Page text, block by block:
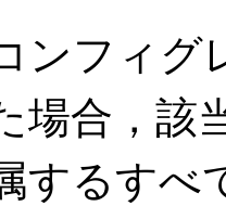
ンフィグ
場合，
するす